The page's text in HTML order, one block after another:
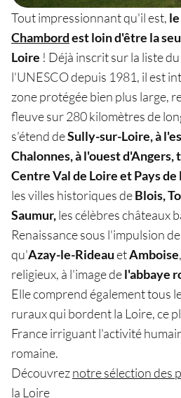
Tout impressionnant qu'il est, le
Chambordest loin d'être la
Loire ! Déjà inscrit sur la liste
l'UNESCO depuis 1981, il est
zone protégée bien plus large,
fleuve sur 280 kilomètres de
s'étend deSully-sur-Loire, à
Chalonnes, à l'ouest
Centre Val de Loire et Pays de
les villes historiques deBlois,
Saumur,les célèbres châteaux
Renaissance sous l'impulsion
qu'Azay-le-RideauetAmboise
religieux, à l'image del'abbaye
Elle comprend également tous
ruraux qui bordent la Loire, ce
France irriguant l'activité
romaine.
Découvreznotre sélection des
la Loire